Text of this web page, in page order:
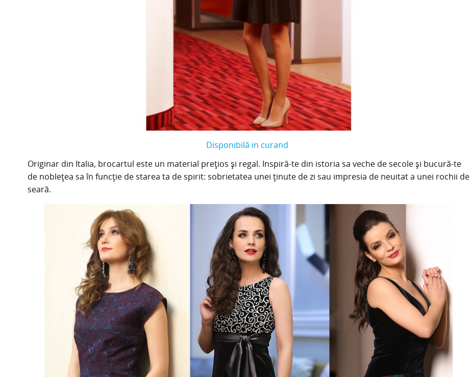
Disponibilă in curand
Originar din Italia, brocartul este un material prețios și regal. Inspiră-te din istoria sa veche de secole și bucură-te
de noblețea sa în funcție de starea ta de spirit: sobrietatea unei ținute de zi sau impresia de neuitat a unei rochii de
seară.